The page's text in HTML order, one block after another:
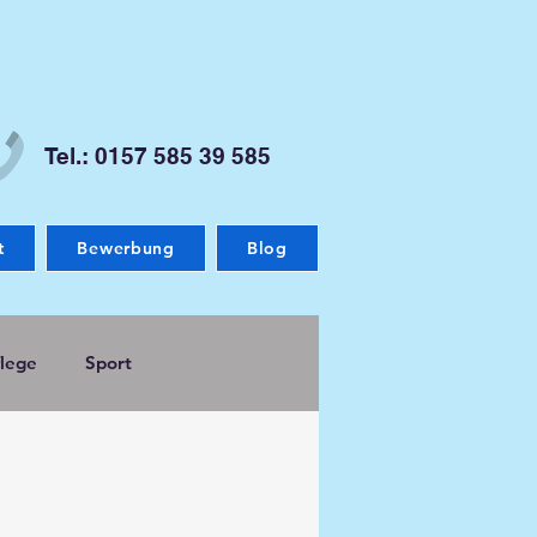
Tel.: 0157 585 39 585
Bewerbung Blog
Sport